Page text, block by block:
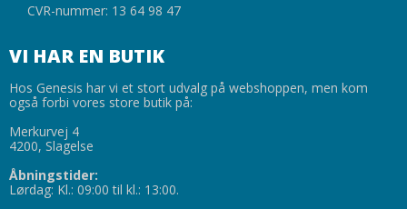
CVR-nummer: 13 64 98 47
VI HAR EN BUTIK
Hos Genesis har vi et stort udvalg på webshoppen, men kom
også forbi vores store butik på:
Merkurvej 4
4200, Slagelse
Åbningstider:
Lørdag: Kl.: 09:00 til kl.: 13:00.